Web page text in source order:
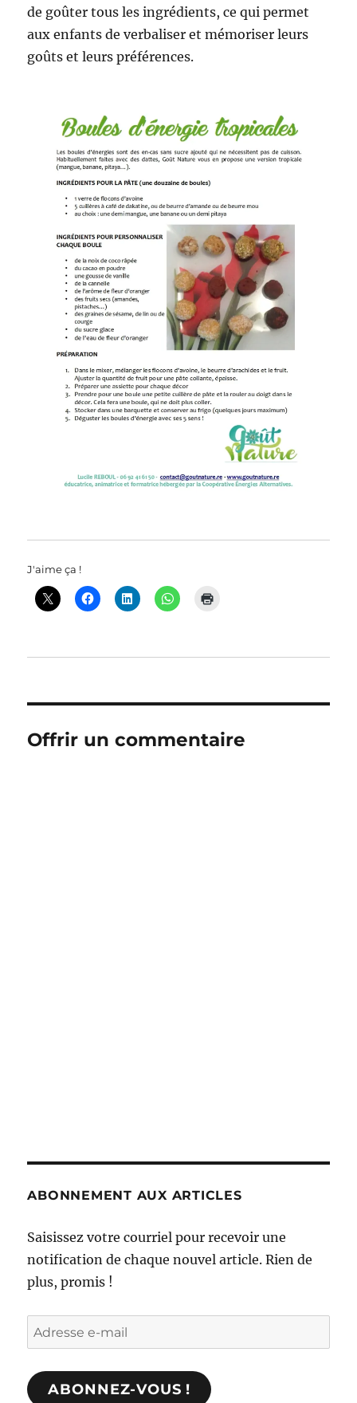
de goûter tous les ingrédients, ce qui permet
aux enfants de verbaliser et mémoriser leurs
goûts et leurs préférences.
J'aime ça !
Offrir un commentaire
ABONNEMENT AUX ARTICLES
Saisissez votre courriel pour recevoir une
notification de chaque nouvel article. Rien de
plus, promis !
Adresse
e-
mail
ABONNEZ-VOUS !